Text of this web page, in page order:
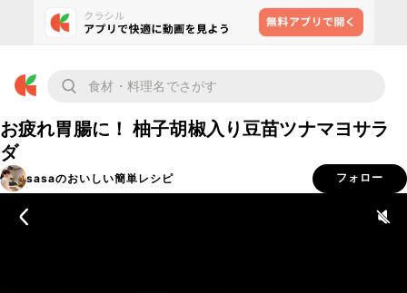
お疲れ胃腸に！ 柚子胡椒入り豆苗ツナマヨサラ
ダ
sasaのおいしい簡単レシピ フォロー